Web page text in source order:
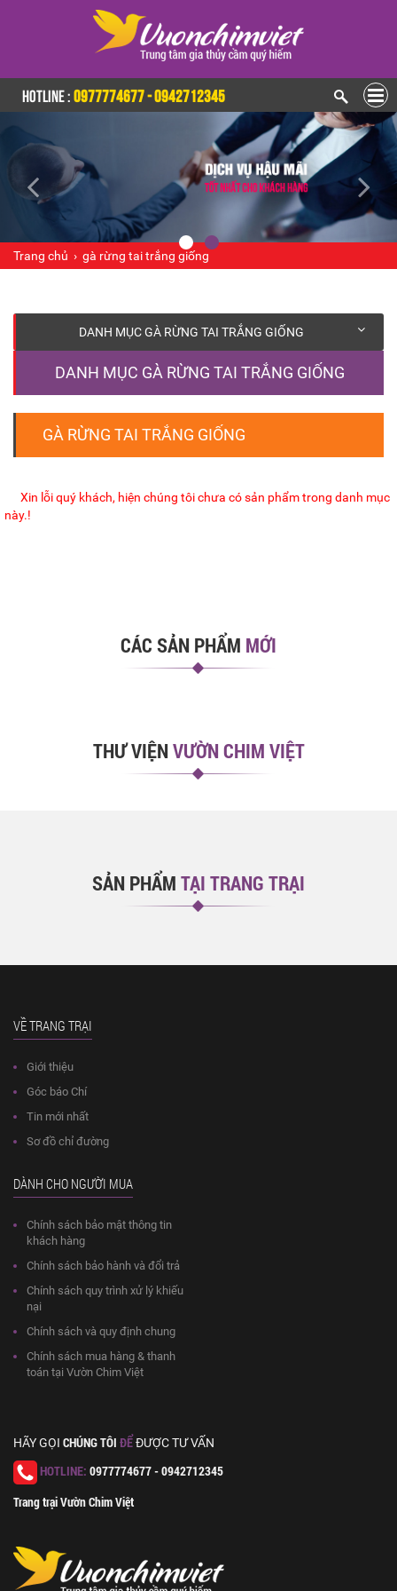
HOTLINE :0977774677 - 0942712345
Trang chủ › gà rừng tai trắng giống
DANH MỤC GÀ RỪNG TAI TRẮNG GIỐNG
DANH MỤC GÀ RỪNG TAI TRẮNG GIỐNG
GÀ RỪNG TAI TRẮNG GIỐNG
Xin lỗi quý khách, hiện chúng tôi chưa có sản phẩm trong danh mục
này.!
CÁC SẢN PHẨM MỚI
THƯ VIỆNVƯỜN CHIM VIỆT
SẢN PHẨM TẠI TRANG TRẠI
VỀ TRANG TRẠI
Giới thiệu
Góc báo Chí
Tin mới nhất
Sơ đồ chỉ đường
DÀNH CHO NGƯỜI MUA
Chính sách bảo mật thông tin
khách hàng
Chính sách bảo hành và đổi trả
Chính sách quy trình xử lý khiếu
nại
Chính sách và quy định chung
Chính sách mua hàng & thanh
toán tại Vườn Chim Việt
HÃY GỌI CHÚNG TÔI ĐỂĐƯỢC TƯ VẤN
HOTLINE: 0977774677 - 0942712345
Trang trại Vườn Chim Việt